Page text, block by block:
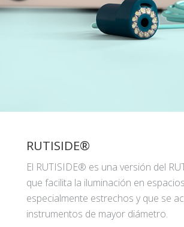
RUTISIDE®
El RUTISIDE® es una versión del
que facilita la iluminación en espacios
especialmente estrechos y que se
instrumentos de mayor diámetro.